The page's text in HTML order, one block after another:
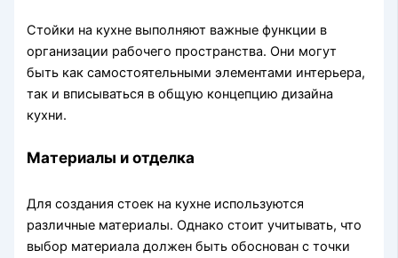
Стойки на кухне выполняют важные функции в
организации рабочего пространства. Они могут
быть как самостоятельными элементами интерьера,
так и вписываться в общую концепцию дизайна
кухни.
Материалы и отделка
Для создания стоек на кухне используются
различные материалы. Однако стоит учитывать, что
выбор материала должен быть обоснован с точки